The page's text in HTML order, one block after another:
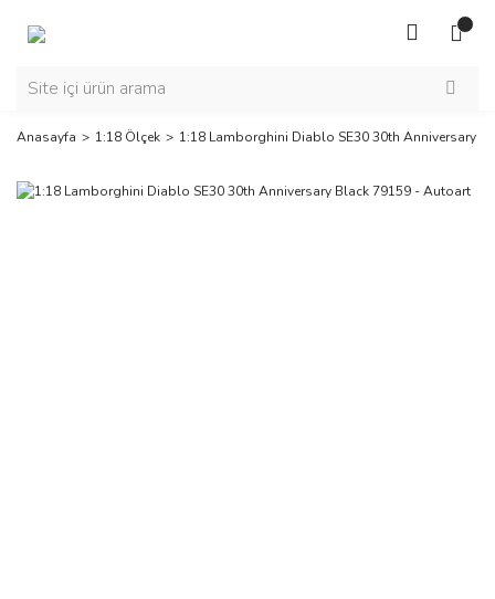
Anasayfa 1:18 Ölçek 1:18 Lamborghini Diablo SE30 30th Anniversary